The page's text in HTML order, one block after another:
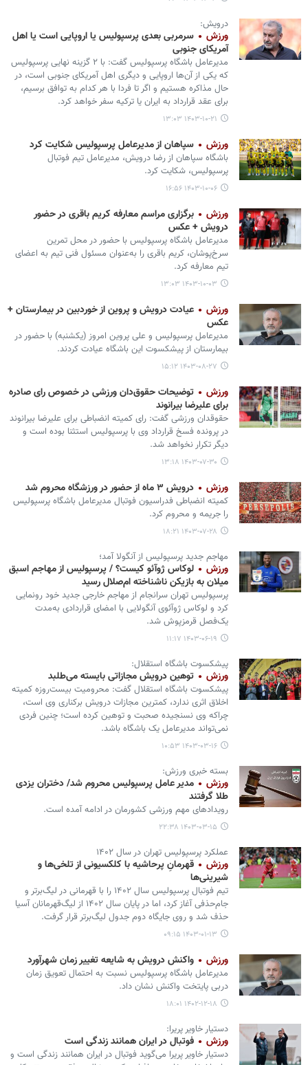
درویش:
ورزش
سرمربی بعدی پرسپولیس یا اروپایی است یا اهل
آمریکای جنوبی
مدیرعامل باشگاه پرسپولیس گفت: با ۲ گزینه نهایی پرسپولیس
که یکی از آن‌ها اروپایی و دیگری اهل آمریکای جنوبی است، در
حال مذاکره هستیم و اگر تا فردا با هر کدام به توافق برسیم،
برای عقد قرارداد به ایران یا ترکیه سفر خواهد کرد.
۱۴۰۳-۱۰-۲۱ ۱۳:۰۳
ورزش سپاهان از مدیرعامل پرسپولیس شکایت کرد
باشگاه سپاهان از رضا درویش،‌ مدیرعامل تیم فوتبال
پرسپولیس، شکایت کرد.
۱۴۰۳-۱۰-۰۶ ۱۶:۵۶
ورزش
برگزاری مراسم معارفه کریم باقری در حضور
درویش + عکس
مدیرعامل باشگاه پرسپولیس با حضور در محل تمرین
سرخ‌پوشان، کریم باقری را به‌عنوان مسئول فنی تیم به اعضای
تیم معارفه کرد.
۱۴۰۳-۱۰-۰۳ ۱۳:۰۳
ورزش
عیادت درویش و پروین از خوردبین در بیمارستان +
عکس
مدیرعامل پرسپولیس و علی پروین امروز (یکشنبه) با حضور در
بیمارستان از پیشکسوت این باشگاه عیادت کردند.
۱۴۰۳-۰۸-۲۷ ۱۵:۱۲
ورزش
توضیحات حقوق‌دان ورزشی در خصوص رای صادره
برای علیرضا بیرانوند
حقوقدان ورزشی گفت: رای کمیته‌ انضباطی برای علیرضا بیرانوند
در پرونده فسخ قرارداد وی با پرسپولیس استثنا بوده است و
دیگر تکرار نخواهد شد.
۱۴۰۳-۰۷-۳۰ ۱۳:۱۸
ورزش درویش ۳ ماه از حضور در ورزشگاه محروم شد
کمیته انضباطی فدراسیون فوتبال مدیرعامل باشگاه پرسپولیس
را جریمه و محروم کرد.
۱۴۰۳-۰۷-۲۸ ۱۸:۲۱
مهاجم جدید پرسپولیس از آنگولا آمد؛
ورزش
لوکاس ژوآئو کیست؟ / پرسپولیس از مهاجم اسبق
میلان به بازیکن ناشناخته ام‌صلال رسید
پرسپولیس تهران سرانجام از مهاجم خارجی جدید خود رونمایی
کرد و لوکاس ژوآئوی آنگولایی با امضای قراردادی به‌مدت
یک‌فصل قرمزپوش شد.
۱۴۰۳-۰۶-۱۹ ۱۱:۱۷
پیشکسوت باشگاه استقلال:
ورزش توهین درویش مجازاتی بایسته می‌طلبد
پیشکسوت باشگاه استقلال گفت: محرومیت بیست‌روزه کمیته
اخلاق اثری ندارد، کمترین مجازات درویش برکناری وی است،
چراکه وی نسنجیده صحبت و توهین کرده است؛ چنین فردی
نمی‌تواند مدیرعامل یک باشگاه باشد.
۱۴۰۳-۰۳-۱۶ ۱۰:۵۳
بسته خبری ورزش:
ورزش
مدیر عامل پرسپولیس محروم شد/ دختران یزدی‌
طلا گرفتند
رویدادهای مهم ورزشی کشورمان در ادامه آمده است.
۱۴۰۳-۰۳-۱۵ ۲۲:۳۸
عملکرد پرسپولیس تهران در سال ۱۴۰۲
ورزش
قهرمانِ پرحاشیه با کلکسیونی از تلخی‌ها و
شیرینی‌ها
تیم فوتبال پرسپولیس سال ۱۴۰۲ را با قهرمانی در لیگ‌برتر و
جام‌حذفی آغاز کرد، اما در پایان سال ۱۴۰۲ از لیگ‌قهرمانان آسیا
حذف شد و روی جایگاه دوم جدول لیگ‌برتر قرار گرفت.
۱۴۰۳-۰۱-۱۳ ۰۹:۱۵
ورزش واکنش درویش به شایعه تغییر زمان شهرآورد
مدیرعامل باشگاه پرسپولیس نسبت به احتمال تعویق زمان
دربی پایتخت واکنش نشان داد.
۱۴۰۲-۱۲-۱۸ ۱۸:۰۱
دستیار خاویر پریرا:
ورزش فوتبال در ایران همانند زندگی است
دستیار خاویر پریرا می‌گوید فوتبال در ایران همانند زندگی است و